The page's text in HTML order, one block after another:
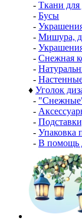
- Ткани для
- Бусы
-
- Мишура,
-
- Снежная
-
-
♦ Уголок
- "Снежные"
-
-
- Упаковка
- В помощь